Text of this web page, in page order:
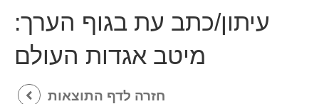
עיתון/כתב עת בגוף הערך:
מיטב אגדות העולם
חזרה לדף התוצאות